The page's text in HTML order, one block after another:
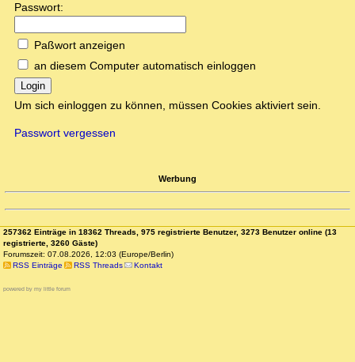
Passwort:
Paßwort anzeigen
an diesem Computer automatisch einloggen
Login
Um sich einloggen zu können, müssen Cookies aktiviert sein.
Passwort vergessen
Werbung
257362 Einträge in 18362 Threads, 975 registrierte Benutzer, 3273 Benutzer online (13
registrierte, 3260 Gäste)
Forumszeit: 07.08.2026, 12:03 (Europe/Berlin)
RSS Einträge
RSS Threads Kontakt
powered by my little forum